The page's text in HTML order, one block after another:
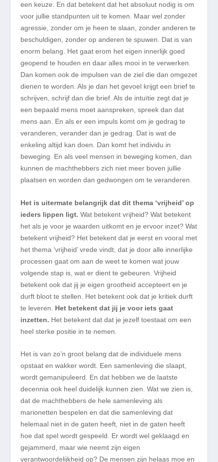
een keuze. En dat betekent dat het absoluut nodig is om
voor jullie standpunten uit te komen. Maar wel zonder
agressie, zonder om je heen te slaan, zonder anderen te
beschuldigen, zonder op anderen te spuwen. Dat is van
enorm belang. Het gaat erom het eigen innerlijk goed
geopend te houden en daar alles mooi in te verwerken.
Dan komen ook de impulsen van de ziel die dan omgezet
dienen te worden. Als je dan het gevoel krijgt een brief te
schrijven, schrijf dan die brief. Als de intuïtie zegt dat je
een bepaald mens moet aanspreken, spreek dan dat
mens aan. En als er een impuls komt om je gedrag te
veranderen, verander dan je gedrag. Dat is wat de
enkeling altijd kan doen. Dan komt het individu in
beweging. En als veel mensen in beweging komen, dan
kunnen de machthebbers zich niet meer boven jullie
plaatsen en worden dan gedwongen om te veranderen.
Het is uitermate belangrijk dat dit thema ‘vrijheid’ op
ieders lippen ligt. Wat betekent vrijheid? Wat betekent
het als je voor je waarden uitkomt en je ervoor inzet? Wat
betekent vrijheid? Het betekent dat je eerst en vooral met
het thema ‘vrijheid’ vrede vindt, dat je door alle innerlijke
processen gaat om aan de weet te komen wat jouw
volgende stap is, wat er dient te gebeuren. Vrijheid
betekent ook dat jij je eigen grootheid accepteert en je
durft bloot te stellen. Het betekent ook dat je kritiek durft
te leveren.
Het betekent dat jij je voor iets gaat
inzetten. Het betekent dat dat je jezelf toestaat om een
heel sterke positie in te nemen.
Het is van zo’n groot belang dat de individuele mens
opstaat en wakker wordt. Een samenleving die slaapt,
wordt gemanipuleerd. En dat hebben we de laatste
decennia ook heel duidelijk kunnen zien. Wat we zien is,
dat de machthebbers de hele samenleving als
marionetten bespelen en dat die samenleving dat
helemaal niet in de gaten heeft, niet in de gaten heeft
hoe dat spel wordt gespeeld. Er wordt wel geklaagd en
gejammerd, maar wie neemt zijn eigen
verantwoordelijkheid op? De mensen zijn helaas moe en